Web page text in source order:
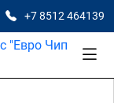
+7 8512 464139